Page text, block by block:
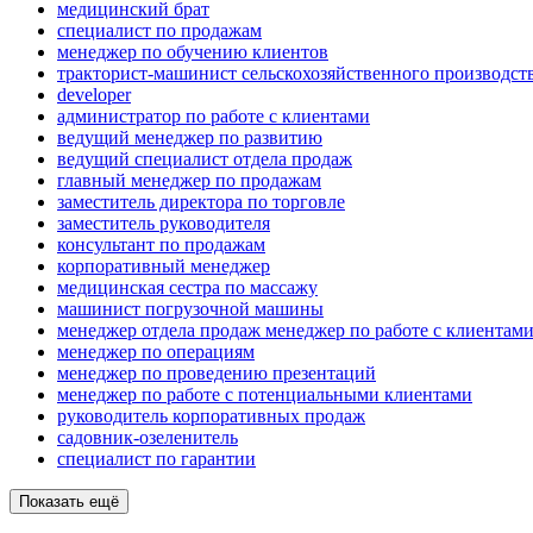
медицинский брат
специалист по продажам
менеджер по обучению клиентов
тракторист-машинист сельскохозяйственного
developer
администратор по работе с клиентами
ведущий менеджер по развитию
ведущий специалист отдела продаж
главный менеджер по продажам
заместитель директора по торговле
заместитель руководителя
консультант по продажам
корпоративный менеджер
медицинская сестра по массажу
машинист погрузочной машины
менеджер отдела продаж менеджер по работе с клиентами
менеджер по операциям
менеджер по проведению презентаций
менеджер по работе с потенциальными клиентами
руководитель корпоративных продаж
садовник-озеленитель
специалист по гарантии
Показать ещё